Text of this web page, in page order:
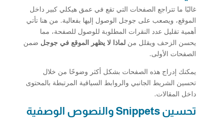
غالبًا ما تتراجع الصفحات التي تقع في عمق هيكلي كبير داخل
الموقع، ويصعب على جوجل الوصول إليها بفعالية. من هنا تأتي
أهمية تقليل عدد النقرات المطلوبة للوصول للصفحة، مما
يحسن الزحف ويقلل من لماذا لا يظهر الموقع في جوجل ضمن
الصفحات الأولى.
يمكنك إدراج هذه الصفحات بشكل أكثر وضوحًا من خلال
تحسين الشريط الجانبي والروابط السياقية المرتبطة بالمحتوى
داخل المقالات.
تحسين Snippets والنصوص الوصفية